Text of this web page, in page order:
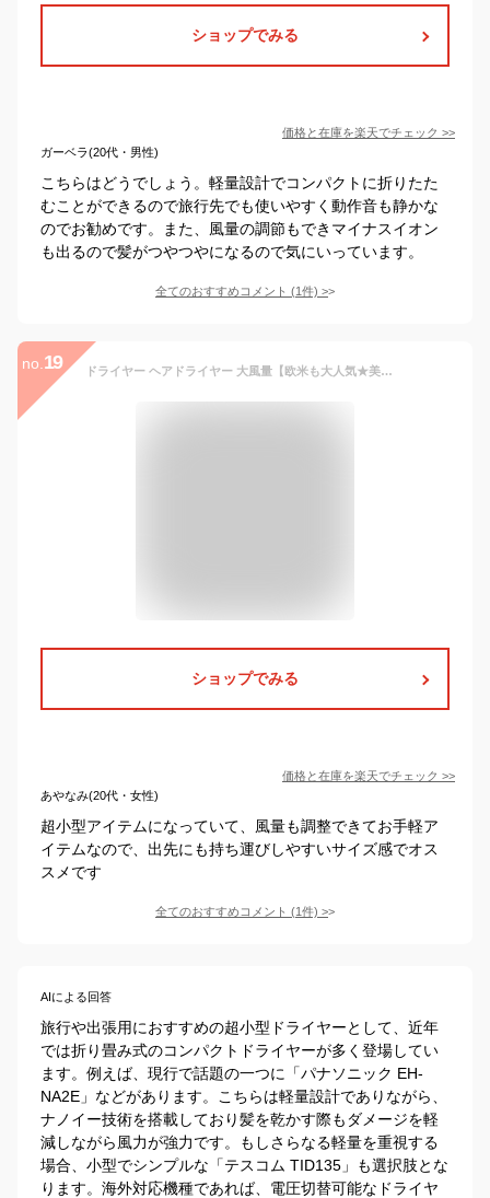
ショップでみる
価格と在庫を楽天でチェック >>
ガーベラ(20代・男性)
こちらはどうでしょう。軽量設計でコンパクトに折りたた
むことができるので旅行先でも使いやすく動作音も静かな
のでお勧めです。また、風量の調節もできマイナスイオン
も出るので髪がつやつやになるので気にいっています。
全てのおすすめコメント (1件) >
no. 19 ドライヤー ヘアドライヤー 大風量【欧米も大人気★美容師推薦★2億マイナスイオン！】軽量 高速速乾ドライヤー ドライヤー 人気 乾燥時間50％短縮 静音 冷/温風 冷熱交互技術 静電気除去 低騒音 小型 コンパクト ギフト プレゼント【9月から日本も新色登場！】
ショップでみる
価格と在庫を楽天でチェック >>
あやなみ(20代・女性)
超小型アイテムになっていて、風量も調整できてお手軽ア
イテムなので、出先にも持ち運びしやすいサイズ感でオス
スメです
全てのおすすめコメント (1件) >
AIによる回答
旅行や出張用におすすめの超小型ドライヤーとして、近年
では折り畳み式のコンパクトドライヤーが多く登場してい
ます。例えば、現行で話題の一つに「パナソニック EH-
NA2E」などがあります。こちらは軽量設計でありながら、
ナノイー技術を搭載しており髪を乾かす際もダメージを軽
減しながら風力が強力です。もしさらなる軽量を重視する
場合、小型でシンプルな「テスコム TID135」も選択肢とな
ります。海外対応機種であれば、電圧切替可能なドライヤ